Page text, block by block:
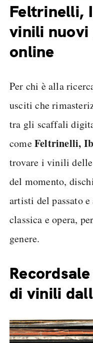
Feltrinelli,
vinili
online
Per chi è alla
usciti che
tra gli scaffali
comeFeltrinelli,
trovare i vinili
del momento,
artisti del passato
classica e opera,
genere.
di vinili